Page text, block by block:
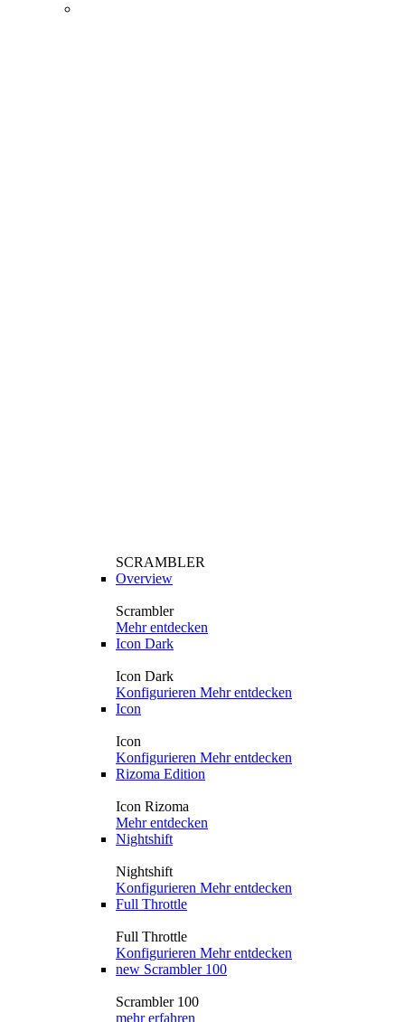
SCRAMBLER
Overview
Scrambler
Mehr entdecken
Icon Dark
Icon Dark
Konfigurieren Mehr entdecken
Icon
Icon
Konfigurieren Mehr entdecken
Rizoma Edition
Icon Rizoma
Mehr entdecken
Nightshift
Nightshift
Konfigurieren Mehr entdecken
Full Throttle
Full Throttle
Konfigurieren Mehr entdecken
new Scrambler 100
Scrambler 100
mehr erfahren